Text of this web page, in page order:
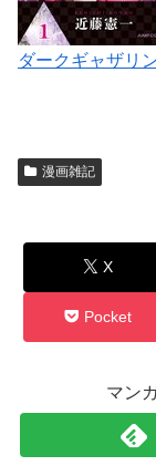
ダークギャザリ
漫画雑記
X
Pocket
マン